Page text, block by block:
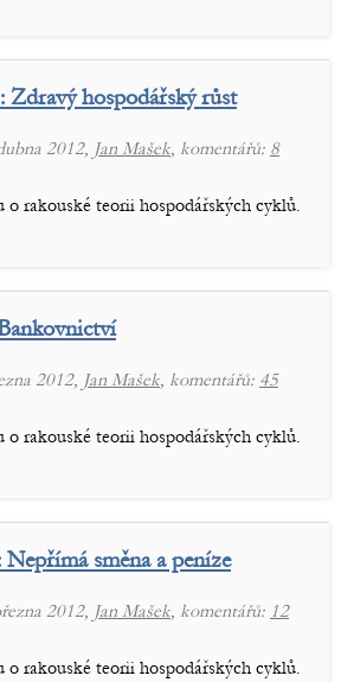
hospodářský růst
2012, Jan Mašek, komentářů: 8
o rakouské teorii hospodářských cyklů.
2012, Jan Mašek, komentářů: 45
o rakouské teorii hospodářských cyklů.
směna a peníze
2012, Jan Mašek, komentářů: 12
o rakouské teorii hospodářských cyklů.